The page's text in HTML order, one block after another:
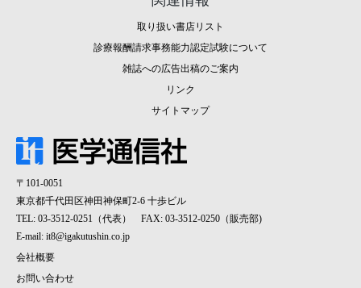
取り扱い書店リスト
診療報酬請求事務能力認定試験について
雑誌への広告出稿のご案内
リンク
サイトマップ
〒101-0051
東京都千代田区神田神保町2-6 十歩ビル
TEL: 03-3512-0251（代表） FAX: 03-3512-0250（販売部)
E-mail: it8@igakutushin.co.jp
会社概要
お問い合わせ